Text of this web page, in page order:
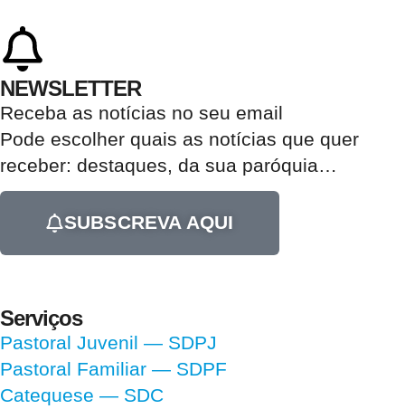
NEWSLETTER
Receba as notícias no seu email​
Pode escolher quais as notícias que quer
receber: destaques, da sua paróquia
SUBSCREVA AQUI
Serviços
Pastoral Juvenil — SDPJ
Pastoral Familiar — SDPF
Catequese — SDC